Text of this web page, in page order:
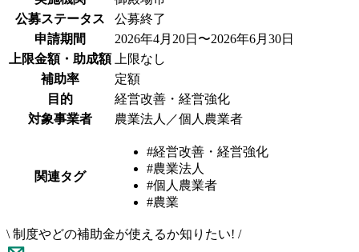
公募ステータス
公募終了
申請期間
2026年4月20日〜2026年6月30日
上限金額・助成額
上限なし
補助率
定額
目的
経営改善・経営強化
対象事業者
農業法人／個人農業者
関連タグ
#経営改善・経営強化
#農業法人
#個人農業者
#農業
\ 制度やどの補助金が使えるか知りたい! /